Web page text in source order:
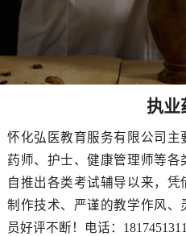
执业
怀化弘医教育服务有限公司
药师、护士、健康管理师等各
自推出各类考试辅导以来，
制作技术、严谨的教学作风
员好评不断！电话：